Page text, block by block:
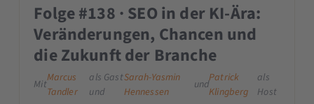
Folge #138 · SEO in der KI-Ära:
Veränderungen, Chancen und
die Zukunft der Branche
Mit
Marcus
Tandler
als Gast
und
Sarah-Yasmin
Hennessen
und
Patrick
Klingberg
als
Host